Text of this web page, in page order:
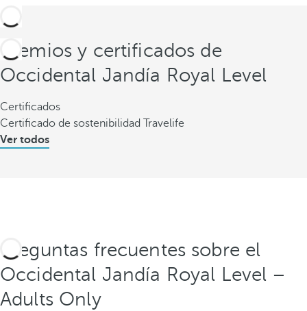
Premios y certificados de
Occidental Jandía Royal Level
Certificados
Certificado de sostenibilidad Travelife
Ver todos
Preguntas frecuentes sobre el
Occidental Jandía Royal Level –
Adults Only